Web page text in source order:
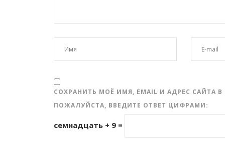
СОХРАНИТЬ МОЁ ИМЯ, EMAIL И АДРЕС
ПОЖАЛУЙСТА, ВВЕДИТЕ ОТВЕТ ЦИФРАМИ:
семнадцать + 9 =